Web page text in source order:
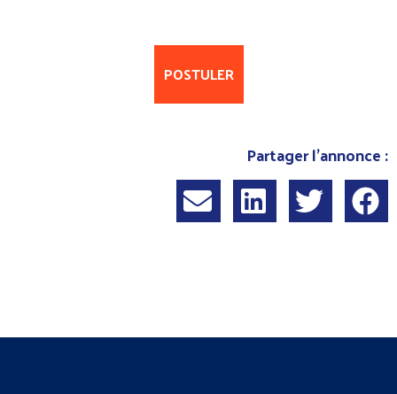
POSTULER
Partager l'annonce :